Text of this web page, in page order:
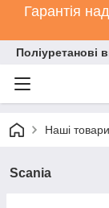
Гарантія
Поліуретанові
Наші товари
Scania